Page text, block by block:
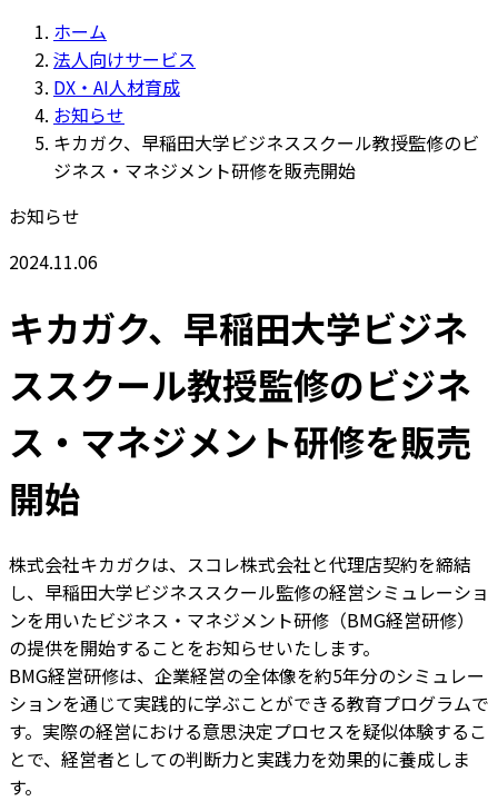
ホーム
法人向けサービス
DX・AI人材育成
お知らせ
キカガク、早稲田大学ビジネススクール教授監修のビ
ジネス・マネジメント研修を販売開始
お知らせ
2024.11.06
キカガク、早稲田大学ビジネ
ススクール教授監修のビジネ
ス・マネジメント研修を販売
開始
株式会社キカガクは、スコレ株式会社と代理店契約を締結
し、早稲田大学ビジネススクール監修の経営シミュレーショ
ンを用いたビジネス・マネジメント研修（BMG経営研修）
の提供を開始することをお知らせいたします。
BMG経営研修は、企業経営の全体像を約5年分のシミュレー
ションを通じて実践的に学ぶことができる教育プログラムで
す。実際の経営における意思決定プロセスを疑似体験するこ
とで、経営者としての判断力と実践力を効果的に養成しま
す。